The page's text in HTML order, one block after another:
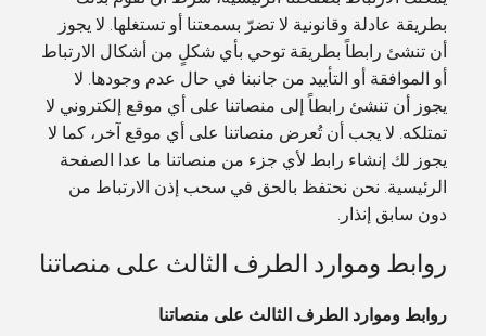
بطريقة عادلة وقانونية لا تضرّ بسمعتنا أو تستغلها. لا يجوز
أن تنشئ رابطاً بطريقة توحي بأي شكلٍ من أشكال الارتباط
أو الموافقة أو التأييد من جانبنا في حال عدم وجودها. لا
يجوز أن تنشئ رابطاً إلى منصاتنا على أي موقع إلكتروني لا
تمتلكه. لا يجب أن تُعرض منصاتنا على أي موقع آخر، كما لا
يجوز لك إنشاء رابط لأي جزء من منصاتنا ما عدا الصفحة
الرئيسية. نحن نحتفظ بالحق في سحب إذن الارتباط من
دون سابق إنذار.
روابط وموارد الطرف الثالث على منصاتنا
روابط وموارد الطرف الثالث على منصاتنا